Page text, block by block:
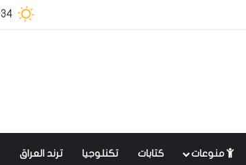
34
منوعات كتابات تكنلوجيا ترند العراق